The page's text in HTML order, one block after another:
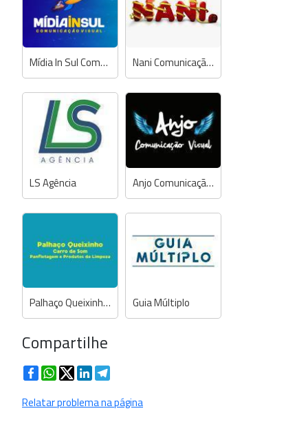
Mídia In Sul Comunicação Visual Nani Comunicação Visual
LS Agência Anjo Comunicação Visual
Palhaço Queixinho Carro de Som, Panfletagem e Produtos de Limpeza Guia Múltiplo
Compartilhe
FacebookWhatsApp
TwitterLinkedIn
Relatar problema na página